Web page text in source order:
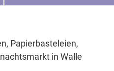
Papierbasteleien,
in Walle